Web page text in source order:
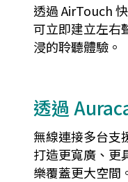
透過 AirTouch
可立即建立左右
浸的聆聽體驗。
透過
無線連接多台支
打造更寬廣、更
樂覆蓋更大空間